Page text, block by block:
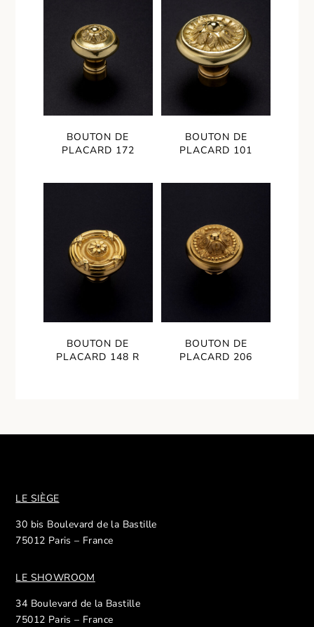
BOUTON DE
PLACARD 172
BOUTON DE
PLACARD 101
BOUTON DE
PLACARD 148 R
BOUTON DE
PLACARD 206
LE SIÈGE
30 bis Boulevard de la Bastille
75012 Paris – France
LE SHOWROOM
34 Boulevard de la Bastille
75012 Paris – France